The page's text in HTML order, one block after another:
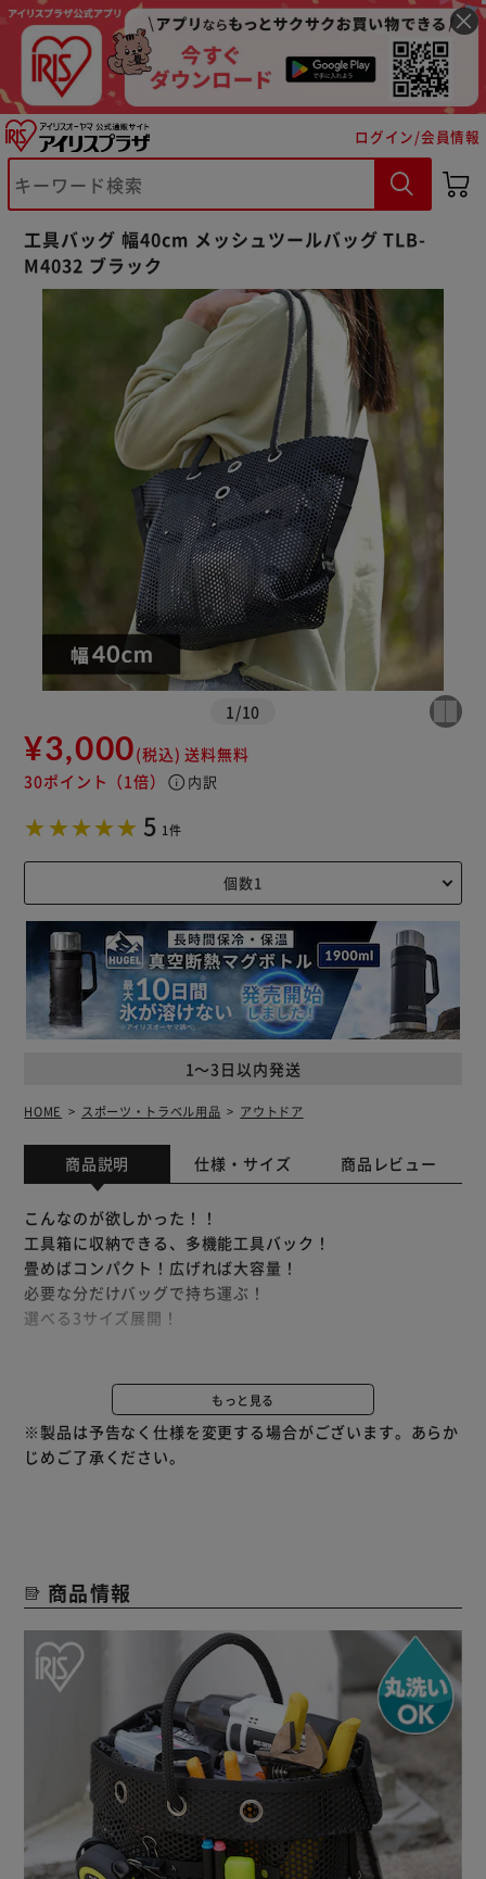
ログイン/会員情報
工具バッグ 幅40cm メッシュツールバッグ TLB-
M4032 ブラック
1 /10
¥3,000(税込) 送料無料
30ポイント （1倍） info 内訳
5 1件
1～3日以内発送
HOME スポーツ・トラベル用品 アウトドア
商品説明 仕様・サイズ 商品レビュー
こんなのが欲しかった！！
工具箱に収納できる、多機能工具バック！
畳めばコンパクト！広げれば大容量！
必要な分だけバッグで持ち運ぶ！
選べる3サイズ展開！
中が透けて見えるため、道具の管理も楽々。
◆中が見える
大手ゼネコン現場の手荷物検査が楽。
可能。
◆小物やビッドを入れられる
ペン等を掛けられるストラップや小物を入れられるポケット
付き。
ギボシを本体メッシュ穴に押し込むだけで自由に着脱可能。
バッグを折りたたんで、結ぶことでコンパクト収納。
◆自立式のバッグ
フックの部分を折り返すことでマチができ自立式になる。
もっと見る
※製品は予告なく仕様を変更する場合がございます。あらか
じめご了承ください。
商品情報
※ご確認ください
カートに入れる 購入手続きへ